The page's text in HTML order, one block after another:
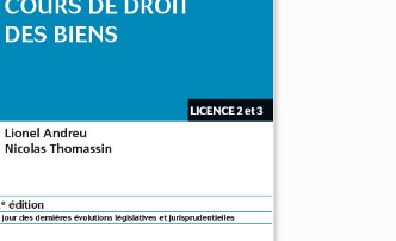
Cours d'introduction
d'histoire des institutions
Éric Gasparini